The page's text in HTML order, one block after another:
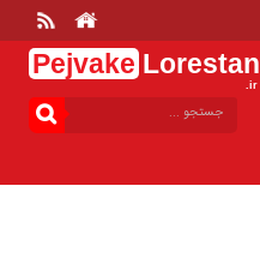
Pejvake Lorestan
.ir